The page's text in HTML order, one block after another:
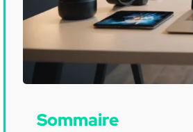
Sommaire